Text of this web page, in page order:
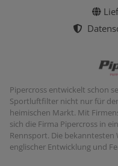
Pipercross entwickelt schon
Sportluftfilter nicht nur für
heimischen Markt. Mit
sich die Firma Pipercross in
Rennsport. Die
englischer Entwicklung und